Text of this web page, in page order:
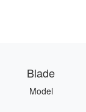
Blade
Model